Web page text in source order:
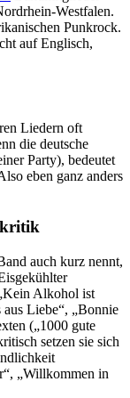
Westfalen.
Punkrock.
auf Englisch,
Liedern oft
die deutsche
Party), bedeutet
eben ganz anders
auch kurz nennt,
Alkohol ist
Liebe“, „Bonnie
(„1000 gute
setzen sie sich
„Willkommen in